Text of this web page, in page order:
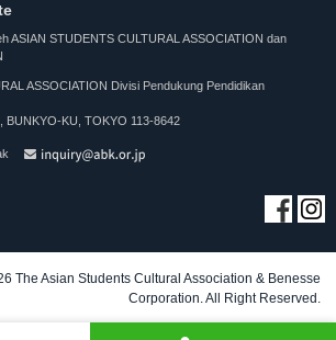
ASIAN STUDENTS CULTURAL ASSOCIATION dan
ASSOCIATION Divisi Pendukung Pendidikan
BUNKYO-KU, TOKYO 113-8642
The Asian Students Cultural Association & Benesse
Corporation. All Right Reserved.